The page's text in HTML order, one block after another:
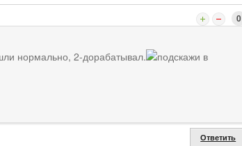
0
нормально, 2-дорабатывал.
подскажи в
Ответить